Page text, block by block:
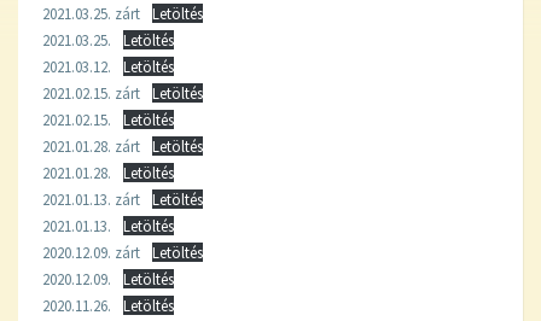
2021.03.25. zárt
Letöltés
2021.03.25.
Letöltés
2021.03.12.
Letöltés
2021.02.15. zárt
Letöltés
2021.02.15.
Letöltés
2021.01.28. zárt
Letöltés
2021.01.28.
Letöltés
2021.01.13. zárt
Letöltés
2021.01.13.
Letöltés
2020.12.09. zárt
Letöltés
2020.12.09.
Letöltés
2020.11.26.
Letöltés